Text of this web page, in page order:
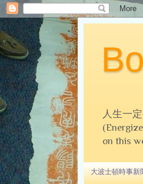
人生一
on this
大波士頓時事新